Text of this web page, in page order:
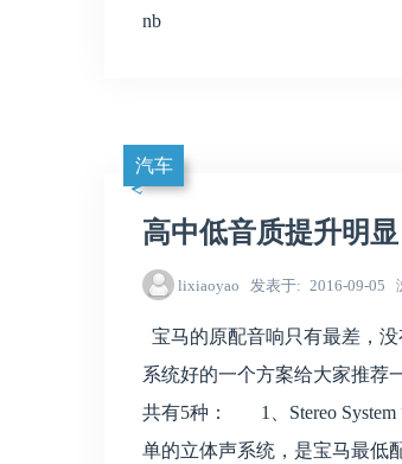
nb
汽车
高中低音质提升明
lixiaoyao 发表于 2016-09-05
宝马的原配音响只有最差，
系统好的一个方案给大家推
共有5种： 1、Stereo System
单的立体声系统，是宝马最